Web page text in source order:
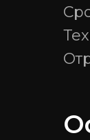
©
Все